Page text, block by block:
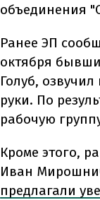
объединения
Ранее ЭП
октября
Голуб,
руки. По
рабочую
Кроме этого,
Иван
предлагали